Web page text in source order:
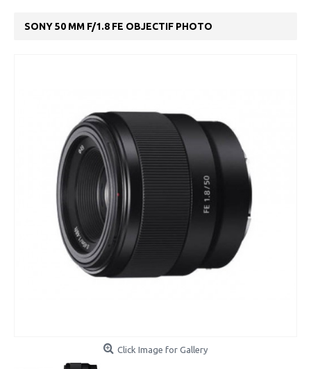
SONY 50 MM F/1.8 FE OBJECTIF PHOTO
Click Image for Gallery